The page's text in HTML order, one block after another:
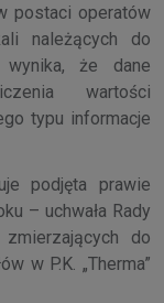
postaci operatów
należących do
wynika, że dane
wartości
typu informacje
podjęta prawie
– uchwała Rady
do
w P.K. „Therma”